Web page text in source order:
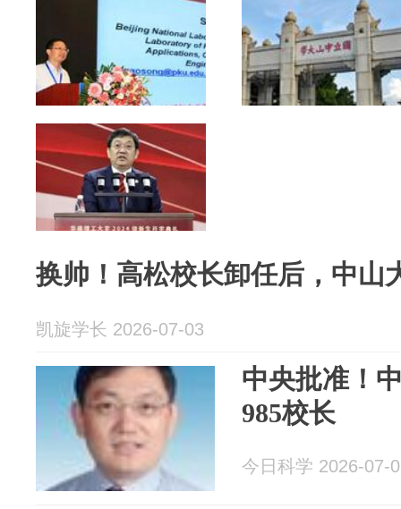
换帅！高松校长卸任后，中山
凯旋学长 2026-07-03
中央批准！
985校长
今日科学 2026-07-